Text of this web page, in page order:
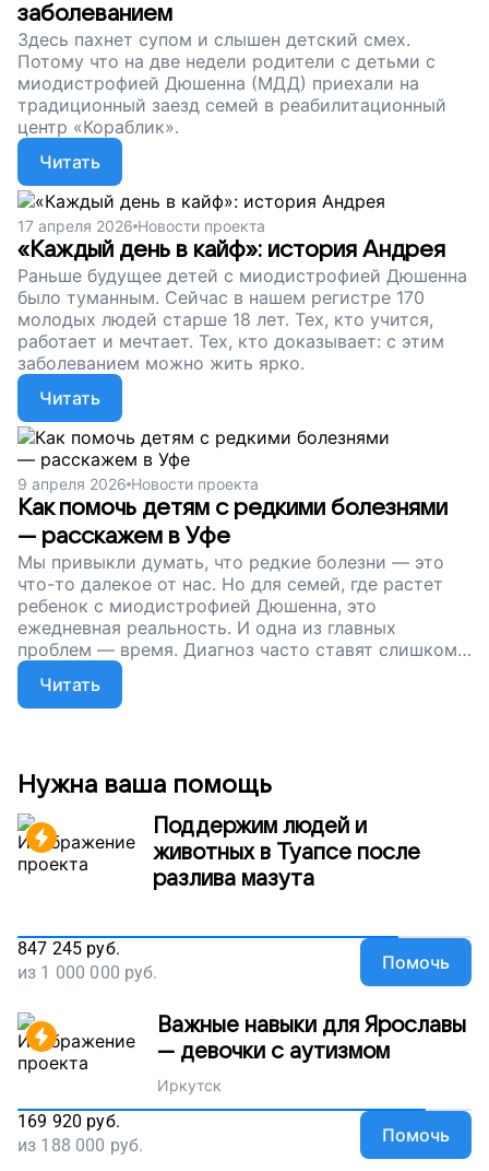
заболеванием
Здесь пахнет супом и слышен детский смех.
Потому что на две недели родители с детьми с
миодистрофией Дюшенна (МДД) приехали на
традиционный заезд семей в реабилитационный
центр «Кораблик».
Читать
17 апреля 2026 Новости проекта
«Каждый день в кайф»: история Андрея
Раньше будущее детей с миодистрофией Дюшенна
было туманным. Сейчас в нашем регистре 170
молодых людей старше 18 лет. Тех, кто учится,
работает и мечтает. Тех, кто доказывает: с этим
заболеванием можно жить ярко.
Читать
9 апреля 2026 Новости проекта
Как помочь детям с редкими болезнями
— расскажем в Уфе
Мы привыкли думать, что редкие болезни — это
что-то далекое от нас. Но для семей, где растет
ребенок с миодистрофией Дюшенна, это
ежедневная реальность. И одна из главных
проблем — время. Диагноз часто ставят слишком
поздно, когда мышцы уже начинают слабеть. А чем
раньше начать лечение, тем дольше ребенок
сможет ходить, дышать и просто жить.
Читать
Нужна ваша помощь
Поддержим людей и
животных в Туапсе после
разлива мазута
847 245 руб.
из 1 000 000 руб. Помочь
Важные навыки для Ярославы
— девочки с аутизмом
Иркутск
169 920 руб.
из 188 000 руб. Помочь